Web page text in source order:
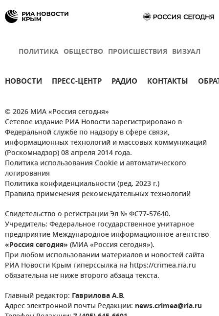
ПОЛИТИКА ОБЩЕСТВО ПРОИСШЕСТВИЯ ВИЗУАЛ
НОВОСТИ ПРЕСС-ЦЕНТР РАДИО КОНТАКТЫ
© 2026 МИА «Россия сегодня»
Сетевое издание РИА Новости зарегистрировано в
Федеральной службе по надзору в сфере связи,
информационных технологий и массовых коммуникаций
(Роскомнадзор) 08 апреля 2014 года.
Политика использования Cookie и автоматического
логирования
Политика конфиденциальности (ред. 2023 г.)
Правила применения рекомендательных технологий
Свидетельство о регистрации Эл № ФС77-57640.
Учредитель: Федеральное государственное унитарное
предприятие Международное информационное агентство
«Россия сегодня» (МИА «Россия сегодня»).
При любом использовании материалов и новостей сайта
РИА Новости Крым гиперссылка на https://crimea.ria.ru
обязательна не ниже второго абзаца текста.
Главный редактор: Гаврилова А.В.
Адрес электронной почты Редакции: news.crimea@ria.ru